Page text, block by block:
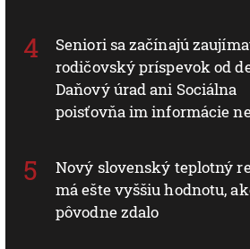
Seniori sa začínajú
rodičovský príspevok od
Daňový úrad ani Sociálna
poisťovňa im informácie
Nový slovenský teplotný
má ešte vyššiu hodnotu,
pôvodne zdalo